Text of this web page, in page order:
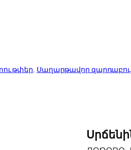
թփեր, Սաղարթավոր